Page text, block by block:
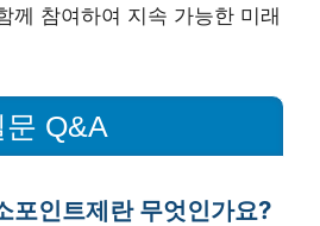
께 참여하여 지속 가능한 미래
Q&A
포인트제란 무엇인가요?